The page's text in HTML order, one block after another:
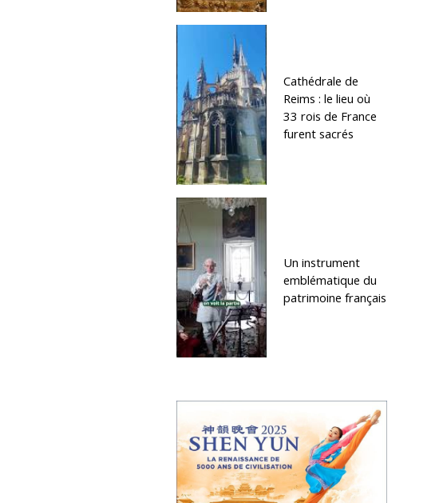
Cathédrale de
Reims : le lieu où
33 rois de France
furent sacrés
Un instrument
emblématique du
patrimoine français